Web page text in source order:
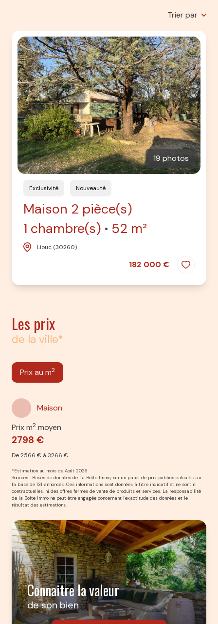
Trier par
19 photos
Exclusivité Nouveauté
Maison 2 pièce(s)
1 chambre(s)
52 m²
Liouc (30260)
182 000 €
Les prix
de la ville*
Prix au m2
Maison
Prix m2 moyen
2798 €
De 2566 € à 3266 €
*Estimation au mois de Août 2026
Sources : Bases de données de La Boîte Immo, sur un panel de prix publics calculés sur
la base de 131 annonces. Ces informations sont données à titre indicatif et ne sont ni
contractuelles, ni des offres fermes de vente de produits et services. La responsabilité
de la Boîte Immo ne peut être engagée concernant l'exactitude des données et le
résultat des estimations.
Connaitre la valeur
de son bien